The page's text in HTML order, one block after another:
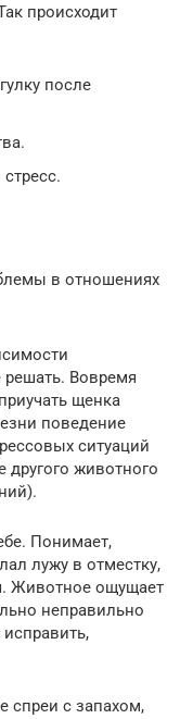
происходит
после
в отношениях
Вовремя
щенка
поведение
ситуаций
другого животного
Понимает,
лужу в отместку,
Животное ощущает
неправильно
спреи с запахом,